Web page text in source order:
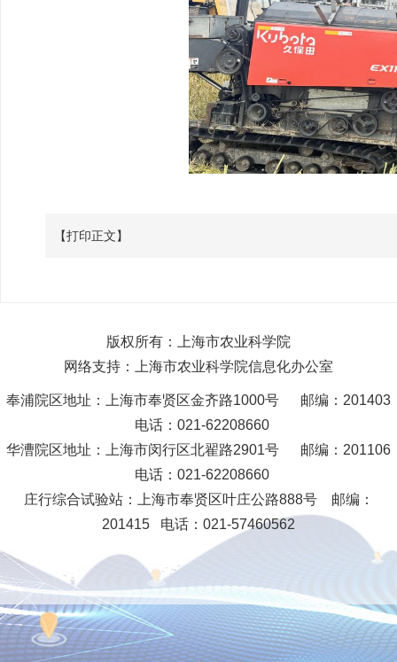
【打印正文】
版权所有：上海市农业科学院
网络支持：上海市农业科学院信息化办公室
奉浦院区地址：上海市奉贤区金齐路1000号 邮编：201403
电话：021-62208660
华漕院区地址：上海市闵行区北翟路2901号 邮编：201106
电话：021-62208660
庄行综合试验站： 上海市奉贤区叶庄公路888号 邮编：
201415 电话：021-57460562